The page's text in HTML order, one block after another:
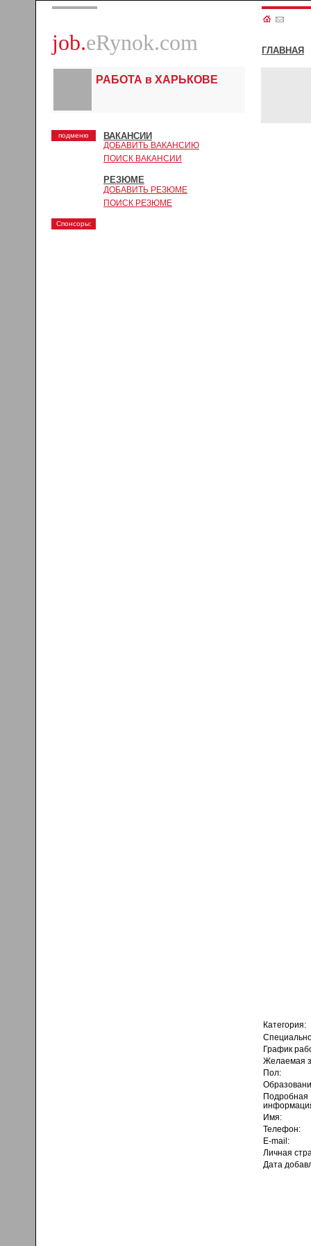
job.eRynok.com ГЛАВНАЯ
РАБОТА в ХАРЬКОВЕ
подменю ВАКАНСИИ
ДОБАВИТЬ ВАКАНСИЮ
ПОИСК ВАКАНСИИ
РЕЗЮМЕ
ДОБАВИТЬ РЕЗЮМЕ
ПОИСК РЕЗЮМЕ
Спонсоры:
Категория:
График
Желаемая
Пол:
Подробная
Имя:
Телефон:
E-mail:
Личная
Дата